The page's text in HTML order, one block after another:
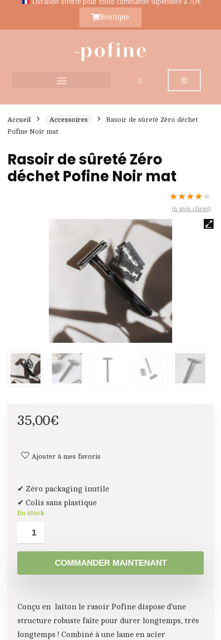
Boutique
Accueil Accessoires
Rasoir de sûreté Zéro déchet
Pofine Noir mat
Rasoir de sûreté Zéro
déchet Pofine Noir mat
★★★★★
(6 avis client)
35,00€
Ajouter à mes favoris
✔ Zéro packaging inutile
✔ Colis sans plastique
En stock
COMMANDER MAINTENANT
Conçu en laiton le rasoir Pofine dispose d’une
structure robuste faîte pour durer longtemps, très
longtemps ! Combiné à une lame en acier